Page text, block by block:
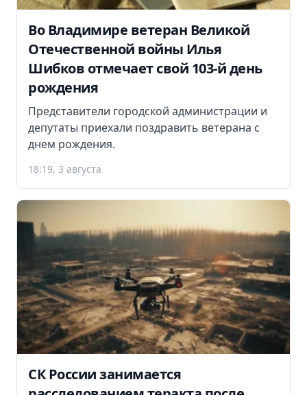
Во Владимире ветеран Великой
Отечественной войны Илья
Шибков отмечает свой 103-й день
рождения
Представители городской администрации и
депутаты приехали поздравить ветерана с
днем рождения.
18:19, 3 августа
СК России занимается